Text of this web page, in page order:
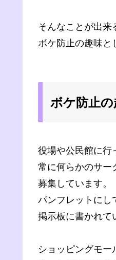
そんなことが出来
ボケ防止の趣味と
ボケ防止
役場や公民館に行
常に何らかのサー
募集しています。
パンフレットにし
掲示板に書かれて
ショッピングモー